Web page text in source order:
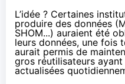
L’idée ? Certaines
produire des données
SHOM...) auraient été
leurs données, une fois
aurait permis de
gros réutilisateurs
actualisées